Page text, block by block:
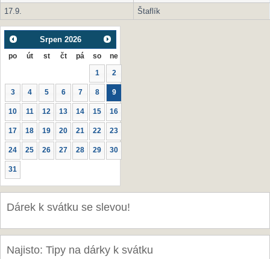
17.9.
Štaflík
Srpen 2026
po út st čt pá so ne
1 2
3 4 5 6 7 8 9
10 11 12 13 14 15 16
17 18 19 20 21 22 23
24 25 26 27 28 29 30
31
Dárek k svátku se slevou!
Najisto: Tipy na dárky k svátku